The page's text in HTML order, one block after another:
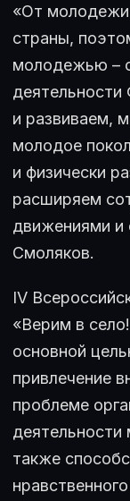
«От молодежи
страны,
молодежью –
и развиваем,
молодое
и физически
расширяем
движениями и
Смоляков.
IV
«Верим в
основной
привлечение
проблеме
также